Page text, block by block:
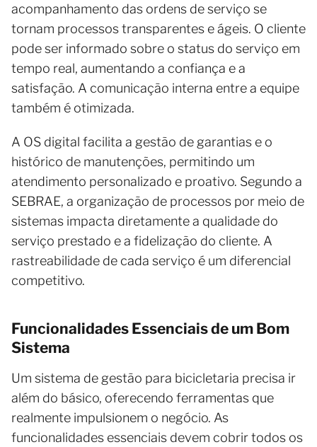
acompanhamento das ordens de serviço se
tornam processos transparentes e ágeis. O cliente
pode ser informado sobre o status do serviço em
tempo real, aumentando a confiança e a
satisfação. A comunicação interna entre a equipe
também é otimizada.
A OS digital facilita a gestão de garantias e o
histórico de manutenções, permitindo um
atendimento personalizado e proativo. Segundo a
SEBRAE, a organização de processos por meio de
sistemas impacta diretamente a qualidade do
serviço prestado e a fidelização do cliente. A
rastreabilidade de cada serviço é um diferencial
competitivo.
Funcionalidades Essenciais de um Bom
Sistema
Um sistema de gestão para bicicletaria precisa ir
além do básico, oferecendo ferramentas que
realmente impulsionem o negócio. As
funcionalidades essenciais devem cobrir todos os